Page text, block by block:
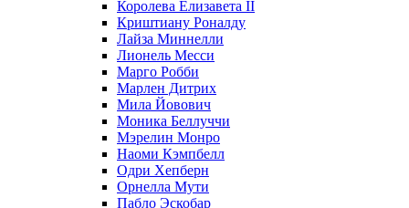
Королева Елизавета II
Криштиану Роналду
Лайза Миннелли
Лионель Месси
Марго Робби
Марлен Дитрих
Мила Йовович
Моника Беллуччи
Мэрелин Монро
Наоми Кэмпбелл
Одри Хепберн
Орнелла Мути
Пабло Эскобар